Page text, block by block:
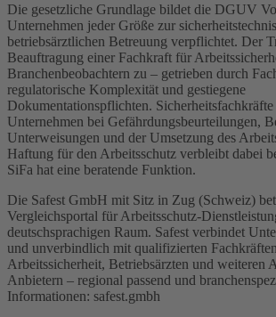
Die gesetzliche Grundlage bildet die DGUV
Unternehmen jeder Größe zur
betriebsärztlichen Betreuung verpflichtet. Der
Beauftragung einer Fachkraft für
Branchenbeobachtern zu – getrieben durch
regulatorische Komplexität und gestiegene
Dokumentationspflichten. Sicherheitsfachkräfte
Unternehmen bei Gefährdungsbeurteilungen,
Unterweisungen und der Umsetzung des
Haftung für den Arbeitsschutz verbleibt dabei
SiFa hat eine beratende Funktion.
Die Safest GmbH mit Sitz in Zug (Schweiz)
Vergleichsportal für Arbeitsschutz-
deutschsprachigen Raum. Safest verbindet
und unverbindlich mit qualifizierten
Arbeitssicherheit, Betriebsärzten und weiteren
Anbietern – regional passend und
Informationen: safest.gmbh